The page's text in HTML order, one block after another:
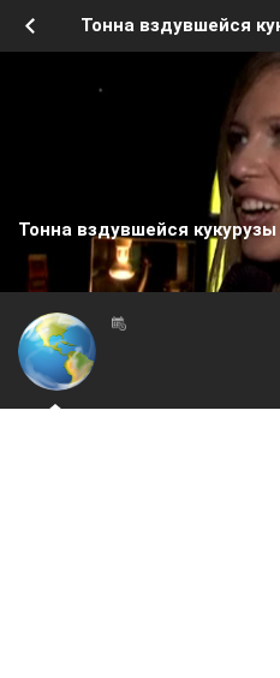
Тонна вздувшейся
Тонна вздувшейся